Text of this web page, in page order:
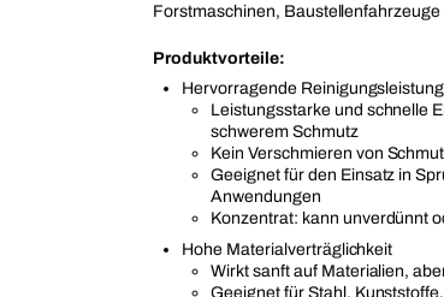
Forstmaschinen, Baustellenfahrzeuge
Produktvorteile:
Hervorragende Reinigungsleistung
Leistungsstarke und schnelle
schwerem Schmutz
Kein Verschmieren von
Geeignet für den Einsatz in
Anwendungen
Konzentrat: kann unverdünnt
Hohe Materialverträglichkeit
Wirkt sanft auf Materialien,
Geeignet für Stahl,